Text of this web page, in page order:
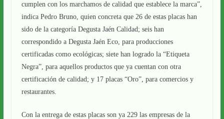
cumplen con los marchamos de calidad que establece la marca”,
indica Pedro Bruno, quien concreta que 26 de estas placas han
sido de la categoría Degusta Jaén Calidad; seis han
correspondido a Degusta Jaén Eco, para producciones
certificadas como ecológicas; siete han logrado la “Etiqueta
Negra”, para aquellos productos que ya cuentan con otra
certificación de calidad; y 17 placas “Oro”, para comercios y
restaurantes.
Con la entrega de estas placas son ya 229 las empresas de la